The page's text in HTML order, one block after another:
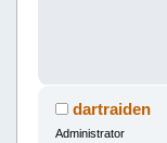
dartraiden
Administrator